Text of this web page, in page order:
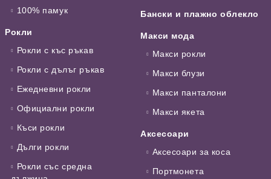
100% памук
Рокли
Рокли с къс ръкав
Рокли с дълъг ръкав
Ежедневни рокли
Официални рокли
Къси рокли
Дълги рокли
Рокли със средна
Бански и плажно облекло
Макси мода
Макси рокли
Макси блузи
Макси панталони
Макси якета
Аксесоари
Аксесоари за коса
Портмонета